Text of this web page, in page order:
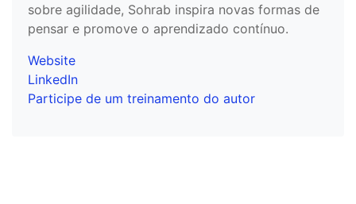
sobre agilidade, Sohrab inspira novas formas de
pensar e promove o aprendizado contínuo.
Website
LinkedIn
Participe de um treinamento do autor